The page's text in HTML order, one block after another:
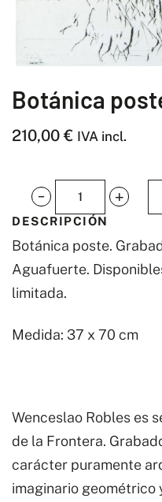
Botánica
210,00€ IVA incl.
Botánica
poste
cantidad
DESCRIPCIÓN
Botánica poste.
Aguafuerte.
limitada.
Medida: 37 x 70 cm
Wenceslao Robles es
de la Frontera.
carácter puramente
imaginario geométrico